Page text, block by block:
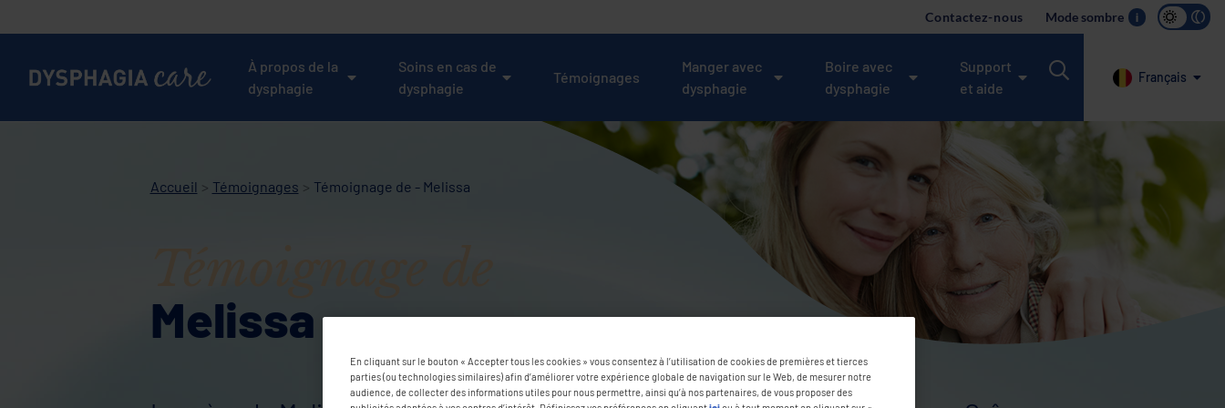
Contactez-nous Mode sombre i
À propos de la
dysphagie
Soins en cas de
dysphagie
Témoignages
Manger avec
dysphagie
Boire avec
dysphagie
Support
et aide
Français
Accueil Témoignages Témoignage de - Melissa
Melissa
En cliquant sur le bouton « Accepter tous les cookies » vous consentez à l’utilisation de cookies de premières et tierces
parties (ou technologies similaires) afin d’améliorer votre expérience globale de navigation sur le Web, de mesurer notre
audience, de collecter des informations utiles pour nous permettre, ainsi qu’à nos partenaires, de vous proposer des